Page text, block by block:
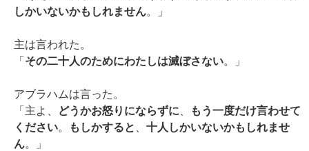
しかいないかもしれません。」
主は言われた。
「 その二十人のためにわたしは滅ぼさない。」
アブラハムは言った。
「主よ、 どうかお怒りにならずに、
もう一度だけ言わせて
ください。 もしかすると 、十人しかいないかもしれませ
ん。」